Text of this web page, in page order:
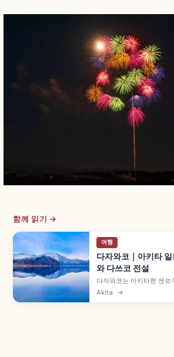
함께 읽기 →
여행
다자와코｜아키타
와 다쓰코 전설
다자와코는 아키타현 센보
은 호수로, 최대 수심
Akita →